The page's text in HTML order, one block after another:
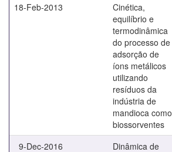
18-Feb-2013
Cinética,
equilíbrio e
termodinâmica
do processo de
adsorção de
íons metálicos
utilizando
resíduos da
indústria de
mandioca como
biossorventes
9-Dec-2016
Dinâmica de